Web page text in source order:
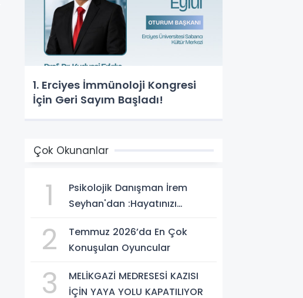
1. Erciyes İmmünoloji Kongresi
İçin Geri Sayım Başladı!
Çok Okunanlar
1
Psikolojik Danışman İrem
Seyhan'dan :Hayatınızı
Potansiyelinizi Keşfetmek İçin
İlk Adımı Atın!
2
Temmuz 2026’da En Çok
Konuşulan Oyuncular
3
MELİKGAZİ MEDRESESİ KAZISI
İÇİN YAYA YOLU KAPATILIYOR